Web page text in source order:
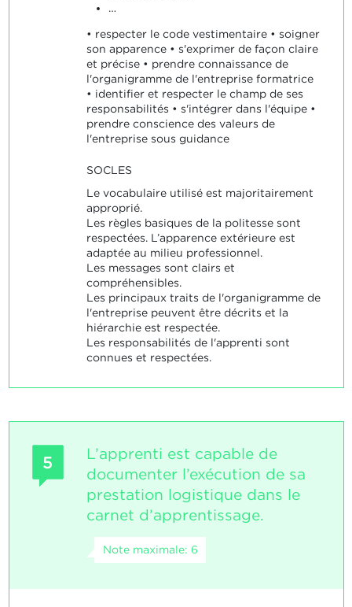
…
• respecter le code vestimentaire • soigner
son apparence • s'exprimer de façon claire
et précise • prendre connaissance de
l'organigramme de l'entreprise formatrice
• identifier et respecter le champ de ses
responsabilités • s'intégrer dans l'équipe •
prendre conscience des valeurs de
l'entreprise sous guidance
SOCLES
Le vocabulaire utilisé est majoritairement
approprié.
Les règles basiques de la politesse sont
respectées. L’apparence extérieure est
adaptée au milieu professionnel.
Les messages sont clairs et
compréhensibles.
Les principaux traits de l'organigramme de
l'entreprise peuvent être décrits et la
hiérarchie est respectée.
Les responsabilités de l'apprenti sont
connues et respectées.
5
L’apprenti est capable de
documenter l’exécution de sa
prestation logistique dans le
carnet d’apprentissage.
Note maximale: 6